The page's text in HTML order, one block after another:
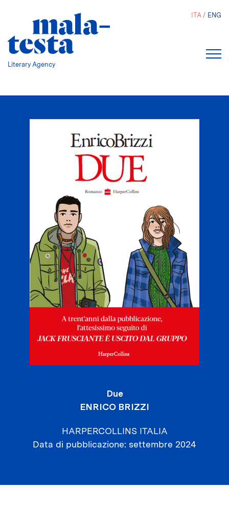
Literary Agency
ITA ENG
Due
ENRICO BRIZZI
HARPERCOLLINS ITALIA
Data di pubblicazione settembre 2024